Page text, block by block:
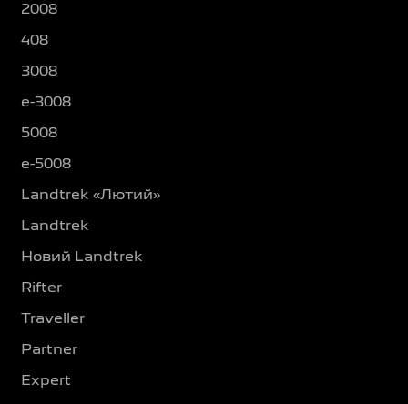
2008
408
3008
e-3008
5008
e-5008
Landtrek «Лютий»
Landtrek
Новий Landtrek
Rifter
Traveller
Partner
Expert